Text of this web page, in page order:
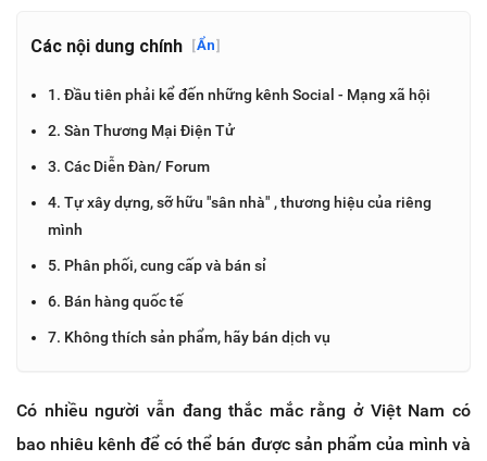
Các nội dung chính [Ẩn]
1. Đầu tiên phải kể đến những kênh Social - Mạng xã hội
2. Sàn Thương Mại Điện Tử
3. Các Diễn Đàn/ Forum
4. Tự xây dựng, sỡ hữu "sân nhà" , thương hiệu của riêng
mình
5. Phân phối, cung cấp và bán sỉ
6. Bán hàng quốc tế
7. Không thích sản phẩm, hãy bán dịch vụ
Có nhiều người vẫn đang thắc mắc rằng ở Việt Nam có
bao nhiêu kênh để có thể bán được sản phẩm của mình và